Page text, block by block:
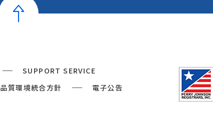
SUPPORT SERVICE
品質環境統合方針
電子公告